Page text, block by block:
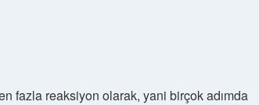
fazla reaksiyon olarak, yani birçok adımda